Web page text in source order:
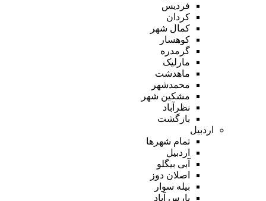
فردیس
کردان
کمال شهر
کوهسار
گرمدره
مارلیک
ماهدشت
محمدشهر
مشکین شهر
نظرآباد
بازگشت
اردبیل
تمام شهر‌ها
اردبیل
آبی بیگلو
اصلان دوز
بیله سوار
پارس آباد